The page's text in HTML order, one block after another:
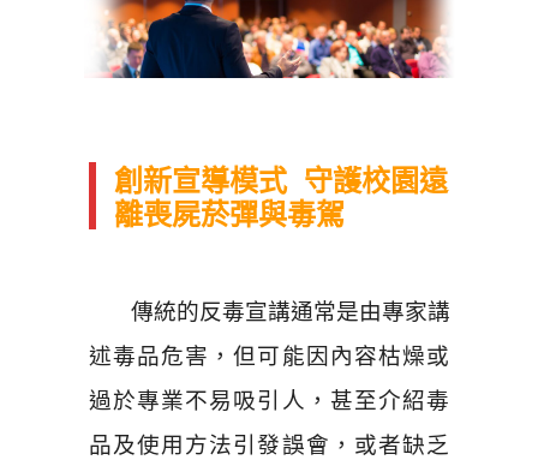
創新宣導模式 守護校園遠
離喪屍菸彈與毒駕
傳統的反毒宣講通常是由專家講
述毒品危害，但可能因內容枯燥或
過於專業不易吸引人，甚至介紹毒
品及使用方法引發誤會，或者缺乏